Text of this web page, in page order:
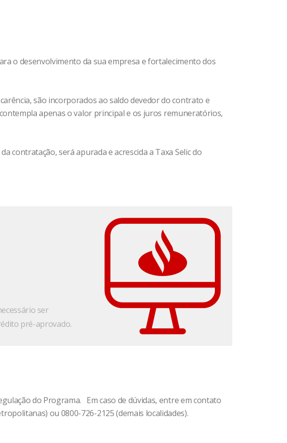
o desenvolvimento da sua empresa e fortalecimento dos
são incorporados ao saldo devedor do contrato e
apenas o valor principal e os juros remuneratórios,
contratação, será apurada e acrescida a Taxa Selic do
ser
pré-aprovado.
do Programa. Em caso de dúvidas, entre em contato
ou 0800-726-2125 (demais localidades).